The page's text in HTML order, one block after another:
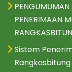
PENERIMAAN
Sistem